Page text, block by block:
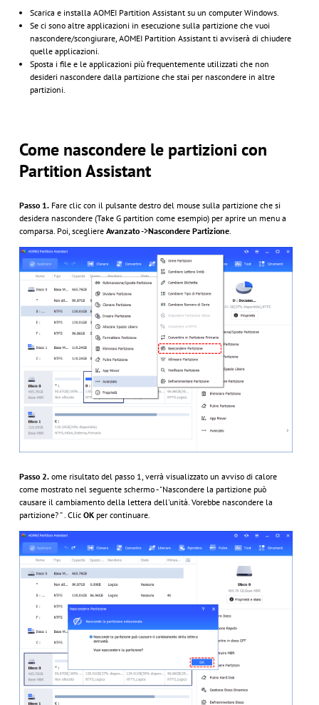
Scarica e installa AOMEI Partition Assistant su un computer Windows.
Se ci sono altre applicazioni in esecuzione sulla partizione che vuoi
nascondere/scongiurare, AOMEI Partition Assistant ti avviserà di chiudere
quelle applicazioni.
Sposta i file e le applicazioni più frequentemente utilizzati che non
desideri nascondere dalla partizione che stai per nascondere in altre
partizioni.
Come nascondere le partizioni con
Partition Assistant
Passo 1.Fare clic con il pulsante destro del mouse sulla partizione che si
desidera nascondere (Take G partition come esempio) per aprire un menu a
comparsa. Poi, scegliere Avanzato->Nascondere Partizione.
Passo 2.ome risultato del passo 1, verrà visualizzato un avviso di calore
come mostrato nel seguente schermo - "Nascondere la partizione può
causare il cambiamento della lettera dell'unità. Vorebbe nascondere la
partizione? ” . Clic OKper continuare.